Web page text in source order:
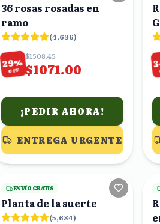
36 rosas rosadas en
ramo
(4,636)
29%
OFF
$1508.45
$1071.00
¡PEDIR AHORA!
ENTREGA URGENTE
25viendo
ENVÍO GRATIS
Planta de la suerte
(5,684)